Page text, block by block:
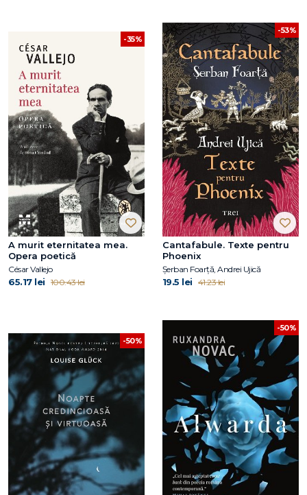
-35%
A murit eternitatea mea.
Opera poetică
César Vallejo
65.17 lei 100.43 lei
-53%
Cantafabule. Texte pentru
Phoenix
Șerban Foarță, Andrei Ujică
19.5 lei 41.23 lei
-50%
-50%